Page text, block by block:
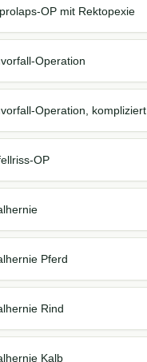
OP mit Rektopexie
Operation
Operation, kompliziert
OP
Pferd
Rind
Kalb